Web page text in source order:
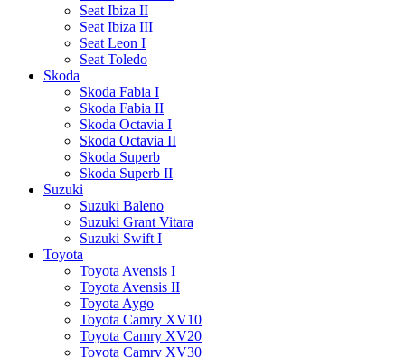
Seat Ibiza II
Seat Ibiza III
Seat Leon I
Seat Toledo
Skoda
Skoda Fabia I
Skoda Fabia II
Skoda Octavia I
Skoda Octavia II
Skoda Superb
Skoda Superb II
Suzuki
Suzuki Baleno
Suzuki Grant Vitara
Suzuki Swift I
Toyota
Toyota Avensis I
Toyota Avensis II
Toyota Aygo
Toyota Camry XV10
Toyota Camry XV20
Toyota Camry XV30